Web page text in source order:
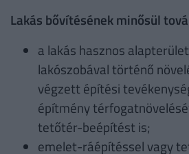
Lakás bővítésének minősül
a lakás hasznos
lakószobával történő
végzett építési
építmény
tetőtér-beépítést is;
emelet-ráépítéssel vagy